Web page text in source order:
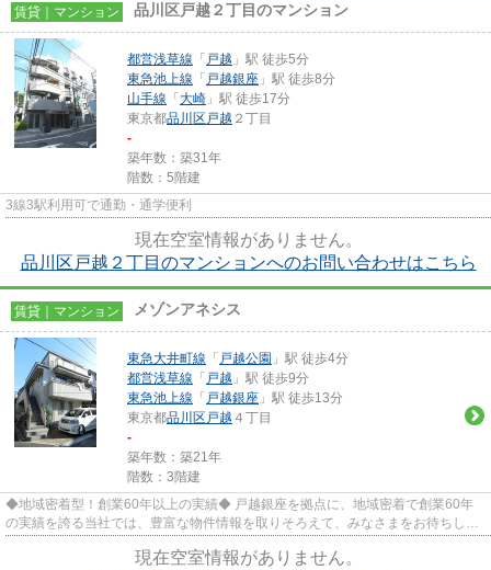
賃貸｜マンション 品川区戸越２丁目のマンション
都営浅草線 「 戸越 」駅 徒歩5分
東急池上線 「 戸越銀座 」駅 徒歩8分
山手線 「 大崎 」駅 徒歩17分
東京都品川区 戸越 ２丁目
-
築年数：築31年
階数：5階建
3線3駅利用可で通勤・通学便利
現在空室情報がありません。
品川区戸越２丁目のマンションへのお問い合わせはこちら
賃貸｜マンション メゾンアネシス
東急大井町線 「 戸越公園 」駅 徒歩4分
都営浅草線 「 戸越 」駅 徒歩9分
東急池上線 「 戸越銀座 」駅 徒歩13分
東京都品川区 戸越 ４丁目
-
築年数：築21年
階数：3階建
◆地域密着型！創業60年以上の実績◆ 戸越銀座を拠点に、地域密着で創業60年
の実績を誇る当社では、豊富な物件情報を取りそろえて、みなさまをお待ちして
現在空室情報がありません。